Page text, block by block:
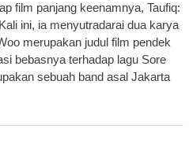
film panjang keenamnya, Taufiq:
ini, ia menyutradarai dua karya
merupakan judul film pendek
bebasnya terhadap lagu Sore
sebuah band asal Jakarta